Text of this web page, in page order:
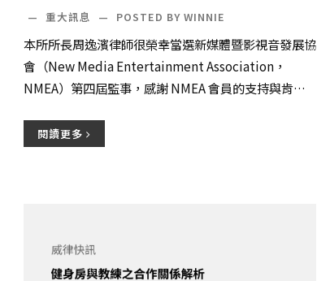
— 重大訊息 — POSTED BY WINNIE
本所所長周逸濱律師很榮幸當選新媒體暨影視音發展協
會（New Media Entertainment Association，
NMEA）第四屆監事，感謝 NMEA 會員的支持與肯
閱讀更多